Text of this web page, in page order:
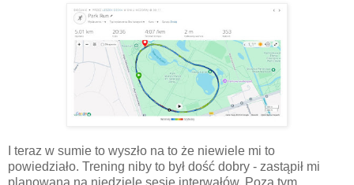
I teraz w sumie to wyszło na to że niewiele mi to
powiedziało. Trening niby to był dość dobry - zastąpił mi
planowaną na niedzielę sesję interwałów. Poza tym